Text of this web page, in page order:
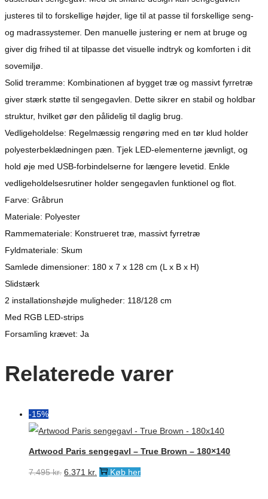
justeres til to forskellige højder, lige til at passe til forskellige seng-
og madrassystemer. Den manuelle justering er nem at bruge og
giver dig frihed til at tilpasse det visuelle indtryk og komforten i dit
sovemiljø.
Solid treramme: Kombinationen af bygget træ og massivt fyrretræ
giver stærk støtte til sengegavlen. Dette sikrer en stabil og holdbar
struktur, hvilket gør den pålidelig til daglig brug.
Vedligeholdelse: Regelmæssig rengøring med en tør klud holder
polyesterbeklædningen pæn. Tjek LED-elementerne jævnligt, og
hold øje med USB-forbindelserne for længere levetid. Enkle
vedligeholdelsesrutiner holder sengegavlen funktionel og flot.
Farve: Gråbrun
Materiale: Polyester
Rammemateriale: Konstrueret træ, massivt fyrretræ
Fyldmateriale: Skum
Samlede dimensioner: 180 x 7 x 128 cm (L x B x H)
Slidstærk
2 installationshøjde muligheder: 118/128 cm
Med RGB LED-strips
Forsamling krævet: Ja
Relaterede varer
-15%
Artwood Paris sengegavl – True Brown – 180×140
7.495kr. Den
6.371 kr. DenKøb her